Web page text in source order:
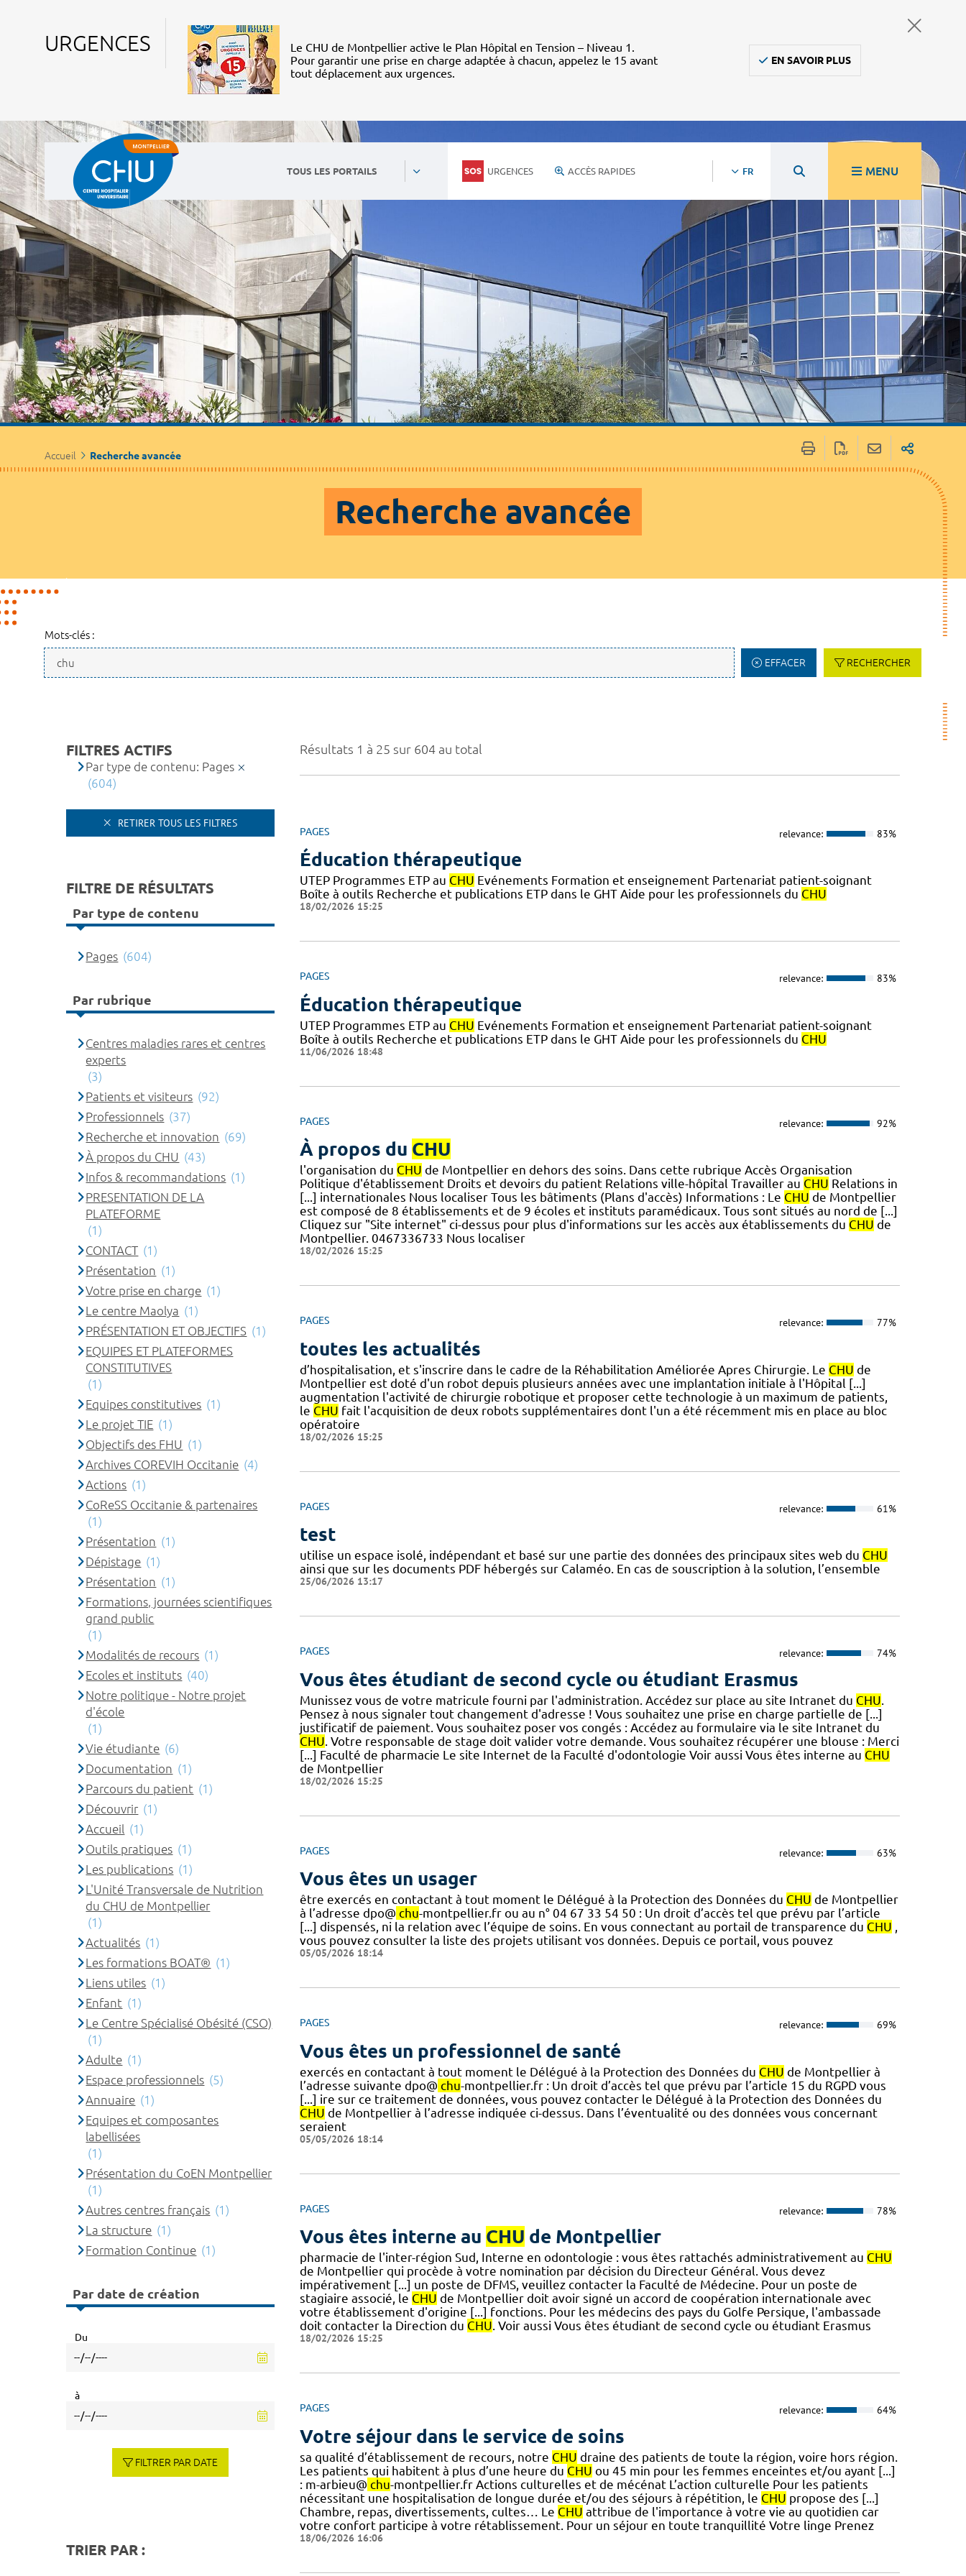
URGENCES
Le CHU de Montpellier active le Plan Hôpital en Tension – Niveau 1.
Pour garantir une prise en charge adaptée à chacun, appelez le 15 avant
tout déplacement aux urgences.
EN SAVOIR PLUS
TOUS LES PORTAILS URGENCES ACCÈS RAPIDES FR MENU
Accueil Recherche avancée
Recherche avancée
Mots-clés :
EFFACER RECHERCHER
Résultats 1 à 25 sur 604 au total
PAGES relevance: 83%
Éducation thérapeutique
UTEP Programmes ETP au CHU Evénements Formation et enseignement Partenariat patient-soignant
Boîte à outils Recherche et publications ETP dans le GHT Aide pour les professionnels du CHU
18/02/2026 15:25
PAGES relevance: 83%
Éducation thérapeutique
UTEP Programmes ETP au CHU Evénements Formation et enseignement Partenariat patient-soignant
Boîte à outils Recherche et publications ETP dans le GHT Aide pour les professionnels du CHU
11/06/2026 18:48
PAGES relevance: 92%
À propos du CHU
l'organisation du CHU de Montpellier en dehors des soins. Dans cette rubrique Accès Organisation
Politique d'établissement Droits et devoirs du patient Relations ville-hôpital Travailler au CHU Relations in
[...] internationales Nous localiser Tous les bâtiments (Plans d'accès) Informations : Le CHU de Montpellier
est composé de 8 établissements et de 9 écoles et instituts paramédicaux. Tous sont situés au nord de [...]
Cliquez sur "Site internet" ci-dessus pour plus d'informations sur les accès aux établissements du CHU de
Montpellier. 0467336733 Nous localiser
18/02/2026 15:25
PAGES relevance: 77%
toutes les actualités
d’hospitalisation, et s'inscrire dans le cadre de la Réhabilitation Améliorée Apres Chirurgie. Le CHU de
Montpellier est doté d'un robot depuis plusieurs années avec une implantation initiale à l'Hôpital [...]
augmentation l'activité de chirurgie robotique et proposer cette technologie à un maximum de patients,
le CHU fait l'acquisition de deux robots supplémentaires dont l'un a été récemment mis en place au bloc
opératoire
18/02/2026 15:25
PAGES relevance: 61%
test
utilise un espace isolé, indépendant et basé sur une partie des données des principaux sites web du CHU
ainsi que sur les documents PDF hébergés sur Calaméo. En cas de souscription à la solution, l’ensemble
25/06/2026 13:17
PAGES relevance: 74%
Vous êtes étudiant de second cycle ou étudiant Erasmus
Munissez vous de votre matricule fourni par l'administration. Accédez sur place au site Intranet du CHU.
Pensez à nous signaler tout changement d'adresse ! Vous souhaitez une prise en charge partielle de [...]
justificatif de paiement. Vous souhaitez poser vos congés : Accédez au formulaire via le site Intranet du
CHU. Votre responsable de stage doit valider votre demande. Vous souhaitez récupérer une blouse : Merci
[...] Faculté de pharmacie Le site Internet de la Faculté d'odontologie Voir aussi Vous êtes interne au CHU
de Montpellier
18/02/2026 15:25
PAGES relevance: 63%
Vous êtes un usager
être exercés en contactant à tout moment le Délégué à la Protection des Données du CHU de Montpellier
à l’adresse dpo@ chu-montpellier.fr ou au n° 04 67 33 54 50 : Un droit d’accès tel que prévu par l’article
[...] dispensés, ni la relation avec l’équipe de soins. En vous connectant au portail de transparence du CHU ,
vous pouvez consulter la liste des projets utilisant vos données. Depuis ce portail, vous pouvez
05/05/2026 18:14
PAGES relevance: 69%
Vous êtes un professionnel de santé
exercés en contactant à tout moment le Délégué à la Protection des Données du CHU de Montpellier à
l’adresse suivante dpo@ chu-montpellier.fr : Un droit d’accès tel que prévu par l’article 15 du RGPD vous
[...] ire sur ce traitement de données, vous pouvez contacter le Délégué à la Protection des Données du
CHU de Montpellier à l’adresse indiquée ci-dessus. Dans l’éventualité ou des données vous concernant
seraient
05/05/2026 18:14
PAGES relevance: 78%
Vous êtes interne au CHU de Montpellier
pharmacie de l'inter-région Sud, Interne en odontologie : vous êtes rattachés administrativement au CHU
de Montpellier qui procède à votre nomination par décision du Directeur Général. Vous devez
impérativement [...] un poste de DFMS, veuillez contacter la Faculté de Médecine. Pour un poste de
stagiaire associé, le CHU de Montpellier doit avoir signé un accord de coopération internationale avec
votre établissement d'origine [...] fonctions. Pour les médecins des pays du Golfe Persique, l'ambassade
doit contacter la Direction du CHU. Voir aussi Vous êtes étudiant de second cycle ou étudiant Erasmus
18/02/2026 15:25
PAGES relevance: 64%
Votre séjour dans le service de soins
sa qualité d’établissement de recours, notre CHU draine des patients de toute la région, voire hors région.
Les patients qui habitent à plus d’une heure du CHU ou 45 min pour les femmes enceintes et/ou ayant [...]
: m-arbieu@ chu-montpellier.fr Actions culturelles et de mécénat L’action culturelle Pour les patients
nécessitant une hospitalisation de longue durée et/ou des séjours à répétition, le CHU propose des [...]
Chambre, repas, divertissements, cultes… Le CHU attribue de l'importance à votre vie au quotidien car
votre confort participe à votre rétablissement. Pour un séjour en toute tranquillité Votre linge Prenez
18/06/2026 16:06
FILTRES ACTIFS
Par type de contenu: Pages
(604)
RETIRER TOUS LES FILTRES
FILTRE DE RÉSULTATS
Par type de contenu
Pages (604)
Par rubrique
Centres maladies rares et centres
experts
(3)
Patients et visiteurs (92)
Professionnels (37)
Recherche et innovation (69)
À propos du CHU (43)
Infos & recommandations (1)
PRESENTATION DE LA
PLATEFORME
(1)
CONTACT (1)
Présentation (1)
Votre prise en charge (1)
Le centre Maolya (1)
PRÉSENTATION ET OBJECTIFS (1)
EQUIPES ET PLATEFORMES
CONSTITUTIVES
(1)
Equipes constitutives (1)
Le projet TIE (1)
Objectifs des FHU (1)
Archives COREVIH Occitanie (4)
Actions (1)
CoReSS Occitanie & partenaires
(1)
Présentation (1)
Dépistage (1)
Présentation (1)
Formations, journées scientifiques
grand public
(1)
Modalités de recours (1)
Ecoles et instituts (40)
Notre politique - Notre projet
d'école
(1)
Vie étudiante (6)
Documentation (1)
Parcours du patient (1)
Découvrir (1)
Accueil (1)
Outils pratiques (1)
Les publications (1)
L'Unité Transversale de Nutrition
du CHU de Montpellier
(1)
Actualités (1)
Les formations BOAT® (1)
Liens utiles (1)
Enfant (1)
Le Centre Spécialisé Obésité (CSO)
(1)
Adulte (1)
Espace professionnels (5)
Annuaire (1)
Equipes et composantes
labellisées
(1)
Présentation du CoEN Montpellier
(1)
Autres centres français (1)
La structure (1)
Formation Continue (1)
Par date de création
Du
à
FILTRER PAR DATE
TRIER PAR :